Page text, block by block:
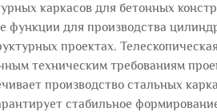
каркасов для бетонных
функции для производства
проектах.
техническим требованиям
производство стальных
стабильное